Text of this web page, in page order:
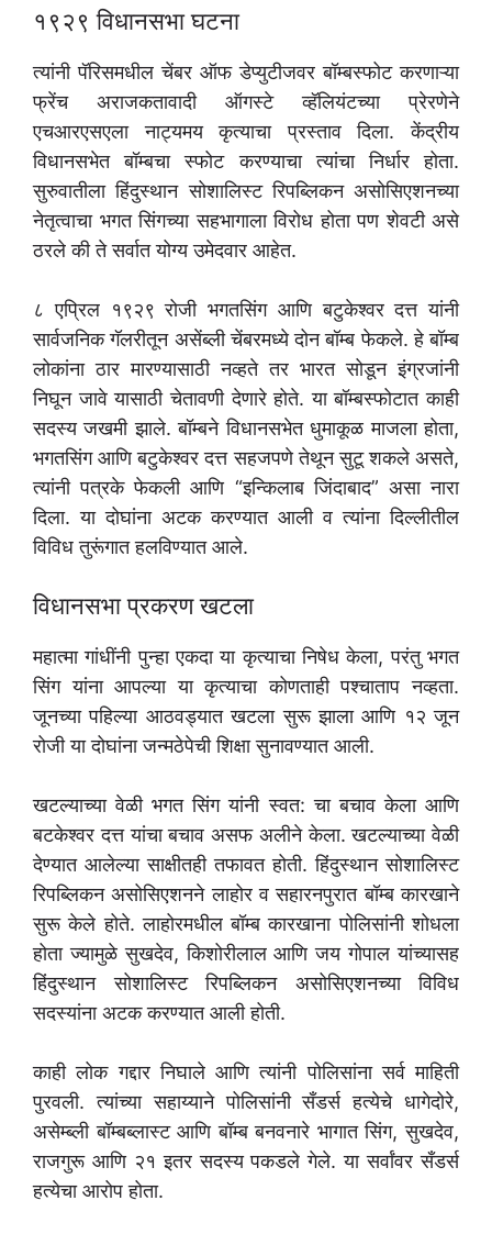
१९२९ विधानसभा घटना
त्यांनी पॅरिसमधील चेंबर ऑफ डेप्युटीजवर बॉम्बस्फोट करणाऱ्या
फ्रेंच अराजकतावादी ऑगस्टे व्हॅलियंटच्या प्रेरणेने
एचआरएसएला नाट्यमय कृत्याचा प्रस्ताव दिला. केंद्रीय
विधानसभेत बॉम्बचा स्फोट करण्याचा त्यांचा निर्धार होता.
सुरुवातीला हिंदुस्थान सोशालिस्ट रिपब्लिकन असोसिएशनच्या
नेतृत्वाचा भगत सिंगच्या सहभागाला विरोध होता पण शेवटी असे
ठरले की ते सर्वात योग्य उमेदवार आहेत.
८ एप्रिल १९२९ रोजी भगतसिंग आणि बटुकेश्वर दत्त यांनी
सार्वजनिक गॅलरीतून असेंब्ली चेंबरमध्ये दोन बॉम्ब फेकले. हे बॉम्ब
लोकांना ठार मारण्यासाठी नव्हते तर भारत सोडून इंग्रजांनी
निघून जावे यासाठी चेतावणी देणारे होते. या बॉम्बस्फोटात काही
सदस्य जखमी झाले. बॉम्बने विधानसभेत धुमाकूळ माजला होता,
भगतसिंग आणि बटुकेश्वर दत्त सहजपणे तेथून सुटू शकले असते,
त्यांनी पत्रके फेकली आणि “इन्किलाब जिंदाबाद” असा नारा
दिला. या दोघांना अटक करण्यात आली व त्यांना दिल्लीतील
विविध तुरूंगात हलविण्यात आले.
विधानसभा प्रकरण खटला
महात्मा गांधींनी पुन्हा एकदा या कृत्याचा निषेध केला, परंतु भगत
सिंग यांना आपल्या या कृत्याचा कोणताही पश्चाताप नव्हता.
जूनच्या पहिल्या आठवड्यात खटला सुरू झाला आणि १२ जून
रोजी या दोघांना जन्मठेपेची शिक्षा सुनावण्यात आली.
खटल्याच्या वेळी भगत सिंग यांनी स्वत: चा बचाव केला आणि
बटकेश्वर दत्त यांचा बचाव असफ अलीने केला. खटल्याच्या वेळी
देण्यात आलेल्या साक्षीतही तफावत होती. हिंदुस्थान सोशालिस्ट
रिपब्लिकन असोसिएशनने लाहोर व सहारनपुरात बॉम्ब कारखाने
सुरू केले होते. लाहोरमधील बॉम्ब कारखाना पोलिसांनी शोधला
होता ज्यामुळे सुखदेव, किशोरीलाल आणि जय गोपाल यांच्यासह
हिंदुस्थान सोशालिस्ट रिपब्लिकन असोसिएशनच्या विविध
सदस्यांना अटक करण्यात आली होती.
काही लोक गद्दार निघाले आणि त्यांनी पोलिसांना सर्व माहिती
पुरवली. त्यांच्या सहाय्याने पोलिसांनी सँडर्स हत्येचे धागेदोरे,
असेम्ब्ली बॉम्बब्लास्ट आणि बॉम्ब बनवनारे भागात सिंग, सुखदेव,
राजगुरू आणि २१ इतर सदस्य पकडले गेले. या सर्वांवर सँडर्स
हत्येचा आरोप होता.